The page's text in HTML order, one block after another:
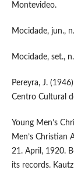
Montevideo.
Mocidade, jun.,
Mocidade, set.,
Pereyra, J.
Centro Cultural
Young Men’s
Men’s Christian
21. April, 1920.
its records.